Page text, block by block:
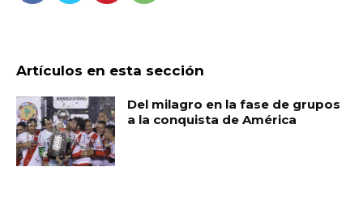
Artículos en esta sección
Del milagro en la fase de grupos
a la conquista de América